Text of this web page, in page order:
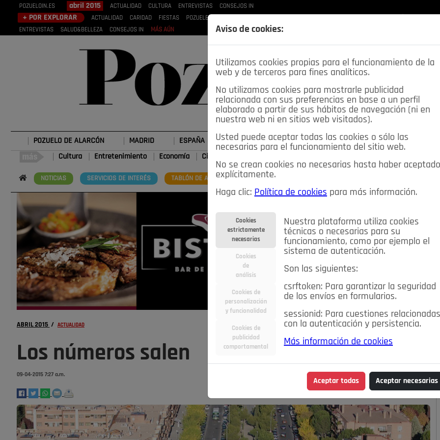
POZUELOIN.ES abril 2015 ACTUALIDAD CULTURA ENTREVISTAS CONSEJOS IN
+ POR EXPLORAR ACTUALIDAD CARIDAD FIESTAS POZUELEROS
ENTREVISTAS
SALUD&BELLEZA CONSEJOS IN MÁS AÚN
POZUELO DE ALARCÓN MADRID ESPAÑA DEPORTES OPINIÓN IN SALUD 🔴 EN DIRECTO
Cultura Entretenimiento Economía Ciencia&Tecnología
NOTICIAS SERVICIOS DE INTERÉS TABLÓN DE ANUNCIOS MIS ANUNCIOS
ABRIL 2015 / ACTUALIDAD
Los números salen
09-04-2015 7:27 a.m.
Aviso de cookies:
Utilizamos cookies propias para el funcionamiento de la
web y de terceros para fines analíticos.
No utilizamos cookies para mostrarle publicidad
relacionada con sus preferencias en base a un perfil
elaborado a partir de sus hábitos de navegación (ni en
nuestra web ni en sitios web visitados).
Usted puede aceptar todas las cookies o sólo las
necesarias para el funcionamiento del sitio web.
No se crean cookies no necesarias hasta haber aceptado
explícitamente.
Haga clic: Política de cookies para más información.
Cookies
estrictamente
necesarias
Cookies
de
análisis
Cookies de
personalización
y funcionalidad
Cookies de
publicidad
comportamental
Nuestra plataforma utiliza cookies
técnicas o necesarias para su
funcionamiento, como por ejemplo el
sistema de autenticación.
Son las siguientes:
csrftoken: Para garantizar la seguridad
de los envíos en formularios.
sessionid: Para cuestiones relacionadas
con la autenticación y persistencia.
Más información de cookies
Aceptar todas Aceptar necesarias